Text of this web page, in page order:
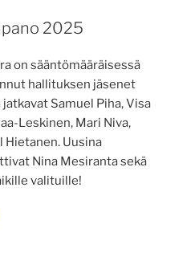
2025
on sääntömääräisessä
hallituksen jäsenet
Samuel Piha, Visa
Leskinen, Mari Niva,
Hietanen. Uusina
Nina Mesiranta sekä
valituille!